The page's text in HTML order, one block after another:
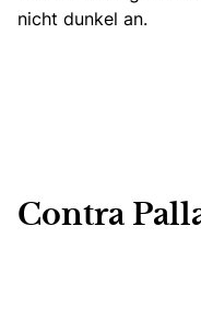
nicht dunkel an.
Contra